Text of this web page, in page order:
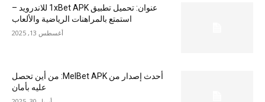
عنوان: تحميل تطبيق 1xBet APK للاندرويد –
استمتع بالمراهنات الرياضية والألعاب
أغسطس 13, 2025
أحدث إصدار من MelBet APK: من أين تحصل
عليه بأمان